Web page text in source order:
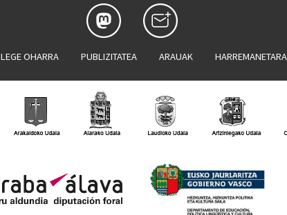
LEGE OHARRA PUBLIZITATEA ARAUAK